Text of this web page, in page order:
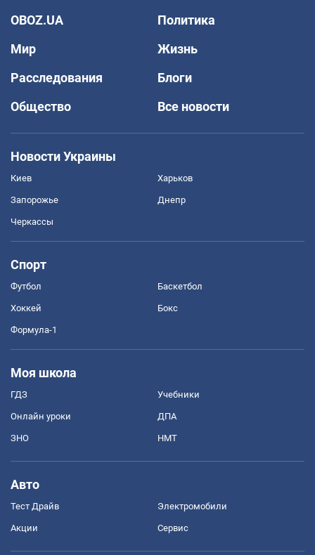
OBOZ.UA
Политика
Мир
Жизнь
Расследования
Блоги
Общество
Все новости
Новости Украины
Киев Харьков
Запорожье Днепр
Черкассы
Спорт
Футбол Баскетбол
Хоккей Бокс
Формула-1
Моя школа
ГДЗ Учебники
Онлайн уроки ДПА
ЗНО НМТ
Авто
Тест Драйв Электромобили
Акции Сервис